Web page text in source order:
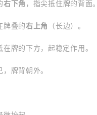
右下角 ，指尖抵住牌的背面。
牌叠的右上角 （长边）。
牌的下方，起稳定作用。
牌背朝外。